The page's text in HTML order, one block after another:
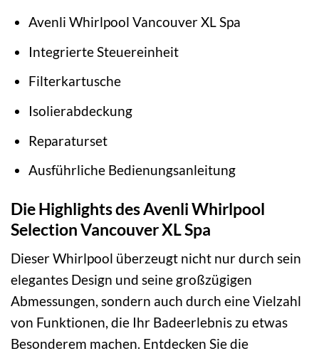
Avenli Whirlpool Vancouver XL Spa
Integrierte Steuereinheit
Filterkartusche
Isolierabdeckung
Reparaturset
Ausführliche Bedienungsanleitung
Die Highlights des Avenli Whirlpool
Selection Vancouver XL Spa
Dieser Whirlpool überzeugt nicht nur durch sein
elegantes Design und seine großzügigen
Abmessungen, sondern auch durch eine Vielzahl
von Funktionen, die Ihr Badeerlebnis zu etwas
Besonderem machen. Entdecken Sie die